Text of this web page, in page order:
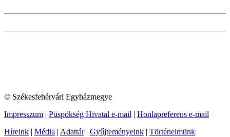
© Székesfehérvári Egyházmegye
Impresszum | Püspökség Hivatal e-mail | Honlapreferens e-mail
Híreink | Média | Adattár| Gyűjteményeink | Történelmünk